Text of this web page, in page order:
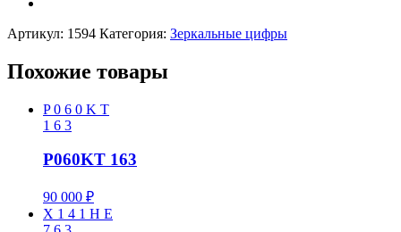
Артикул: 1594 Категория: Зеркальные цифры
Похожие товары
P 0 6 0 K T
1 6 3
P060KT 163
90 000 ₽
X 1 4 1 H E